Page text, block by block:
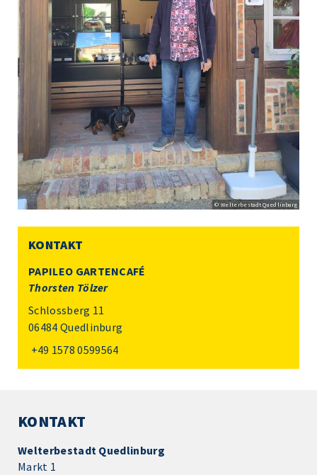
© Welterbestadt Quedlinburg
KONTAKT
PAPILEO GARTENCAFÉ
Thorsten Tölzer
Schlossberg 11
06484 Quedlinburg
+49 1578 0599564
KONTAKT
Welterbestadt Quedlinburg
Markt 1